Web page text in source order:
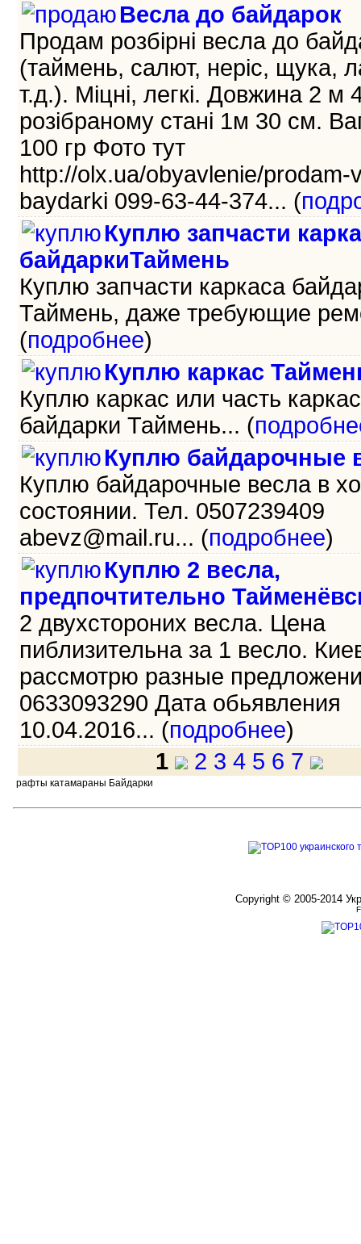
Весла до байдарок
Продам розбірні весла до
(таймень, салют, неріс, щука,
т.д.). Міцні, легкі. Довжина 2 м
розібраному стані 1м 30 см.
100 гр Фото тут
http://olx.ua/obyavlenie/prodam-
baydarki 099-63-44-374... (
Куплю запчасти
байдаркиТаймень
Куплю запчасти каркаса
Таймень, даже требующие
(подробнее)
Куплю каркас
Куплю каркас или часть
байдарки Таймень... (
Куплю байдарочные
Куплю байдарочные весла в
состоянии. Тел. 0507239409
abevz@mail.ru... (подробнее)
Куплю 2 весла,
предпочтительно
2 двухстороних весла. Цена
пиблизительна за 1 весло.
рассмотрю разные
0633093290 Дата обьявления
10.04.2016... (подробнее)
1
2 3 4 5 6 7
рафты катамараны Байдарки
Copyright © 2005-2014